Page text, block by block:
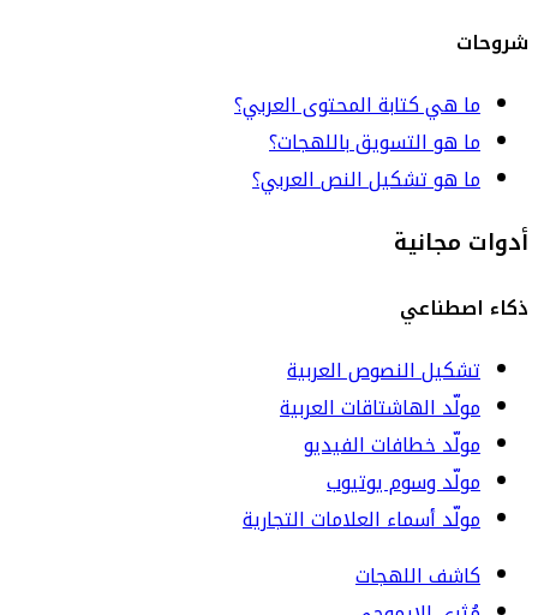
شروحات
ما هي كتابة المحتوى العربي؟
ما هو التسويق باللهجات؟
ما هو تشكيل النص العربي؟
أدوات مجانية
ذكاء اصطناعي
تشكيل النصوص العربية
مولّد الهاشتاقات العربية
مولّد خطافات الفيديو
مولّد وسوم يوتيوب
مولّد أسماء العلامات التجارية
كاشف اللهجات